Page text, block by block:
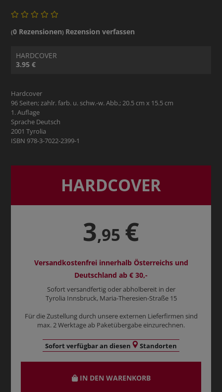
(0 Rezensionen) Rezension verfassen
HARDCOVER
3.95 €
Hardcover
96 Seiten; zahlr. farb. u. schw.-w. Abb.; 20.5 cm x 15.5 cm
1. Auflage
Sprache Deutsch
2001 Tyrolia
ISBN 978-3-7022-2399-1
HARDCOVER
3,95 €
Versandkostenfrei innerhalb Österreichs und
Deutschland ab € 30,-
Sofort versandfertig oder abholbereit in der
Tyrolia Innsbruck, Maria-Theresien-Straße 15
Für die Zustellung durch unsere externen Lieferfirmen sind
max. 2 Werktage ab Paketübergabe einzurechnen.
Sofort verfügbar an diesen Standorten
IN DEN WARENKORB